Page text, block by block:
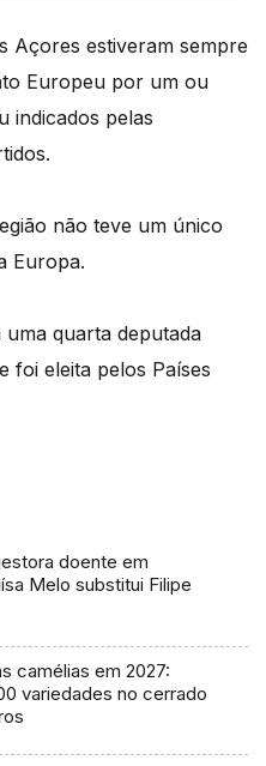
Açores estiveram sempre
Europeu por um ou
indicados pelas
não teve um único
Europa.
quarta deputada
foi eleita pelos Países
doente em
Melo substitui Filipe
camélias em 2027:
variedades no cerrado